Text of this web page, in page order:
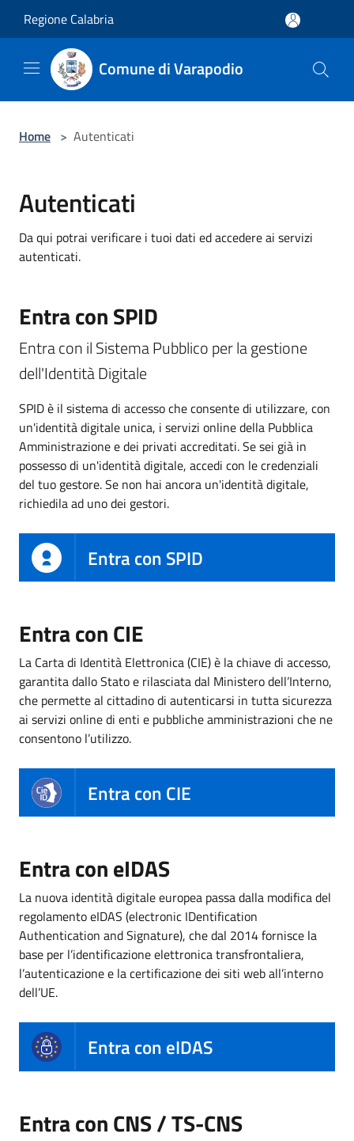
Regione Calabria
Comune di Varapodio
Home > Autenticati
Autenticati
Da qui potrai verificare i tuoi dati ed accedere ai servizi
autenticati.
Entra con SPID
Entra con il Sistema Pubblico per la gestione
dell'Identità Digitale
SPID è il sistema di accesso che consente di utilizzare, con
un'identità digitale unica, i servizi online della Pubblica
Amministrazione e dei privati accreditati. Se sei già in
possesso di un'identità digitale, accedi con le credenziali
del tuo gestore. Se non hai ancora un'identità digitale,
richiedila ad uno dei gestori.
Entra con SPID
Entra con CIE
La Carta di Identità Elettronica (CIE) è la chiave di accesso,
garantita dallo Stato e rilasciata dal Ministero dell’Interno,
che permette al cittadino di autenticarsi in tutta sicurezza
ai servizi online di enti e pubbliche amministrazioni che ne
consentono l’utilizzo.
Entra con CIE
Entra con eIDAS
La nuova identità digitale europea passa dalla modifica del
regolamento eIDAS (electronic IDentification
Authentication and Signature), che dal 2014 fornisce la
base per l’identificazione elettronica transfrontaliera,
l’autenticazione e la certificazione dei siti web all’interno
dell’UE.
Entra con eIDAS
Entra con CNS / TS-CNS